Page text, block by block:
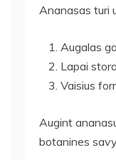
Ananasas turi
Augalas
Lapai
Vaisius
Augint
botanines